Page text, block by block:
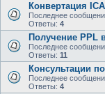
Конвертация
Последнее
Ответы: 4
Получение PPL
Последнее
Ответы: 11
Консультации
Последнее
Ответы: 4